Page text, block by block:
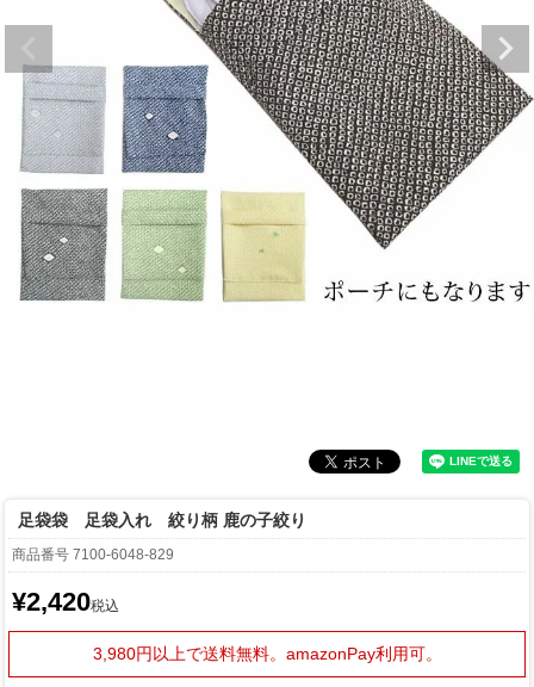
足袋袋 足袋入れ 絞り柄 鹿の子絞り
商品番号 7100-6048-829
¥2,420税込
3,980円以上で送料無料。 amazonPay利用可。